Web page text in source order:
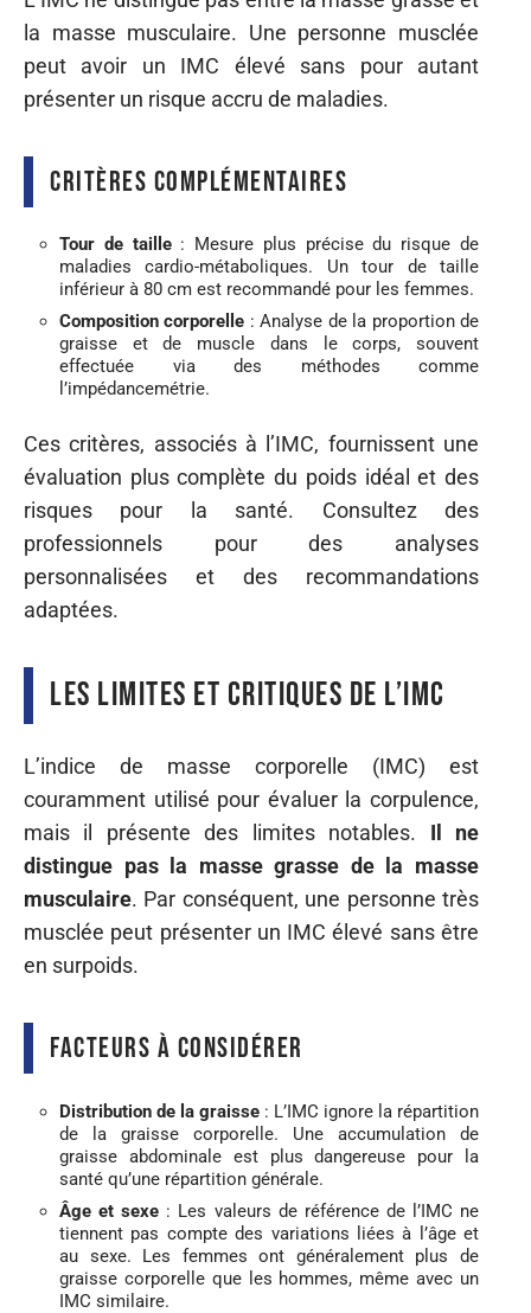
la masse musculaire. Une personne musclée
peut avoir un IMC élevé sans pour autant
présenter un risque accru de maladies.
Critères complémentaires
Tour de taille: Mesure plus précise du risque de
maladies cardio-métaboliques. Un tour de taille
inférieur à 80 cm est recommandé pour les femmes.
Composition corporelle : Analyse de la proportion de
graisse et de muscle dans le corps, souvent
effectuée via des méthodes comme
l’impédancemétrie.
Ces critères, associés à l’IMC, fournissent une
évaluation plus complète du poids idéal et des
risques pour la santé. Consultez des
professionnels pour des analyses
personnalisées et des recommandations
adaptées.
Les limites et critiques de l’IMC
L’indice de masse corporelle (IMC) est
couramment utilisé pour évaluer la corpulence,
mais il présente des limites notables. Il ne
distingue pas la masse grasse de la masse
musculaire. Par conséquent, une personne très
musclée peut présenter un IMC élevé sans être
en surpoids.
Facteurs à considérer
Distribution de la graisse : L’IMC ignore la répartition
de la graisse corporelle. Une accumulation de
graisse abdominale est plus dangereuse pour la
santé qu’une répartition générale.
Âge et sexe : Les valeurs de référence de l’IMC ne
tiennent pas compte des variations liées à l’âge et
au sexe. Les femmes ont généralement plus de
graisse corporelle que les hommes, même avec un
IMC similaire.